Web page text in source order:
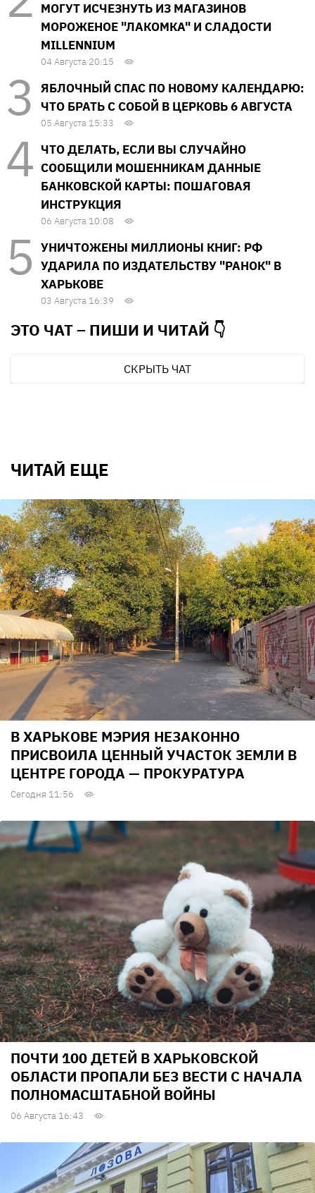
МОГУТ ИСЧЕЗНУТЬ ИЗ МАГАЗИНОВ
МОРОЖЕНОЕ "ЛАКОМКА" И СЛАДОСТИ
MILLENNIUM
04 Августа 20:15
ЯБЛОЧНЫЙ СПАС ПО НОВОМУ КАЛЕНДАРЮ:
ЧТО БРАТЬ С СОБОЙ В ЦЕРКОВЬ 6 АВГУСТА
05 Августа 15:33
ЧТО ДЕЛАТЬ, ЕСЛИ ВЫ СЛУЧАЙНО
СООБЩИЛИ МОШЕННИКАМ ДАННЫЕ
БАНКОВСКОЙ КАРТЫ: ПОШАГОВАЯ
ИНСТРУКЦИЯ
06 Августа 10:08
УНИЧТОЖЕНЫ МИЛЛИОНЫ КНИГ: РФ
УДАРИЛА ПО ИЗДАТЕЛЬСТВУ "РАНОК" В
ХАРЬКОВЕ
03 Августа 16:39
ЭТО ЧАТ – ПИШИ И ЧИТАЙ 👇
СКРЫТЬ ЧАТ
ЧИТАЙ ЕЩЕ
В ХАРЬКОВЕ МЭРИЯ НЕЗАКОННО
ПРИСВОИЛА ЦЕННЫЙ УЧАСТОК ЗЕМЛИ В
ЦЕНТРЕ ГОРОДА — ПРОКУРАТУРА
Сегодня 11:56
ПОЧТИ 100 ДЕТЕЙ В ХАРЬКОВСКОЙ
ОБЛАСТИ ПРОПАЛИ БЕЗ ВЕСТИ С НАЧАЛА
ПОЛНОМАСШТАБНОЙ ВОЙНЫ
06 Августа 16:43